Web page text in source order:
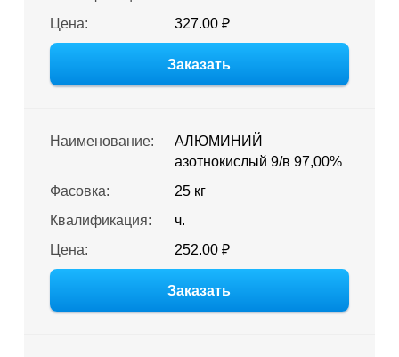
Цена:
327.00 ₽
Заказать
Наименование:
АЛЮМИНИЙ
азотнокислый 9/в 97,00%
Фасовка:
25 кг
Квалификация:
ч.
Цена:
252.00 ₽
Заказать